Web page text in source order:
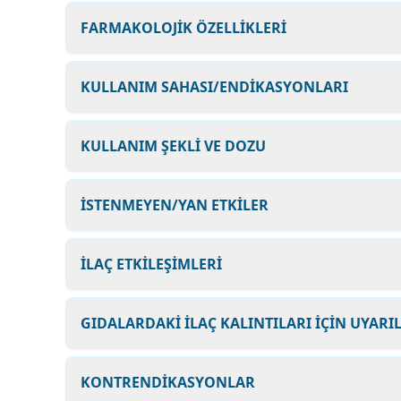
FARMAKOLOJİK ÖZELLİKLERİ
KULLANIM SAHASI/ENDİKASYONLARI
KULLANIM ŞEKLİ VE DOZU
İSTENMEYEN/YAN ETKİLER
İLAÇ ETKİLEŞİMLERİ
GIDALARDAKİ İLAÇ KALINTILARI İÇİN
KONTRENDİKASYONLAR